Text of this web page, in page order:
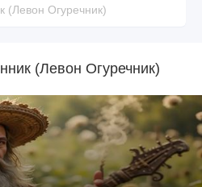
(Левон Огуречник)
(Левон Огуречник)